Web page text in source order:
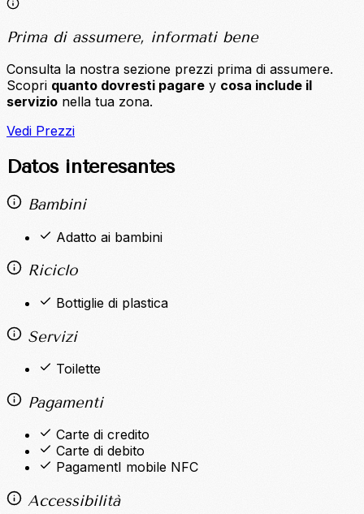
Prima di assumere, informati bene
Consulta la nostra sezione prezzi prima di assumere.
Scopri quanto dovresti pagare y cosa include il
servizio nella tua zona.
Vedi Prezzi
Datos interesantes
Bambini
Adatto ai bambini
Riciclo
Bottiglie di plastica
Servizi
Toilette
Pagamenti
Carte di credito
Carte di debito
PagamentI mobile NFC
Accessibilità